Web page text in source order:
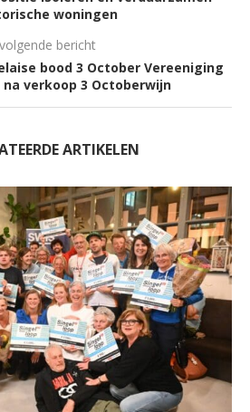
woningen
volgende bericht
bood 3 October Vereeniging
na verkoop 3 Octoberwijn
ARTIKELEN